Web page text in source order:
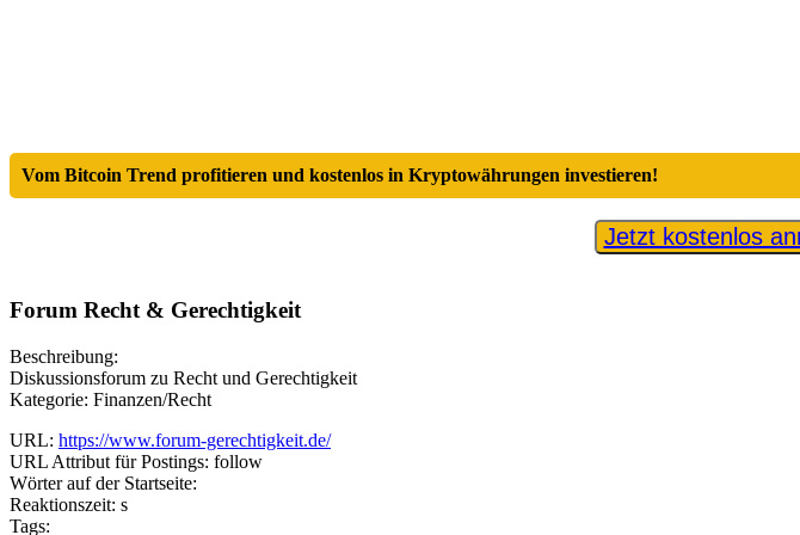
Vom Bitcoin Trend profitieren und kostenlos in Kryptowährungen investieren!
Jetzt kostenlos
Forum Recht & Gerechtigkeit
Beschreibung:
Diskussionsforum zu Recht und Gerechtigkeit
Kategorie: Finanzen/Recht
URL: https://www.forum-gerechtigkeit.de/
URL Attribut für Postings: follow
Wörter auf der Startseite:
Reaktionszeit: s
Tags: